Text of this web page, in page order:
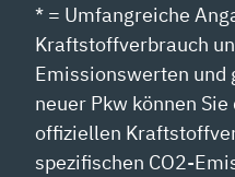
* = Umfangreiche
Kraftstoffverbrauch
Emissionswerten und
neuer Pkw können
offiziellen
spezifischen CO2-